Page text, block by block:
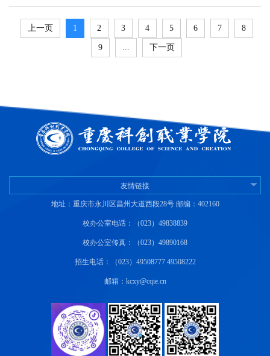
上一页 1 2 3 4 5 6 7 8
9 ... 下一页
友情链接
地址：重庆市永川区昌州大道西段28号 邮编：402160
校办公室电话：（023）49838839
校办公室传真：（023）49890168
招生电话：（023）49508777 49508222
邮箱：kcxy@cqie.cn